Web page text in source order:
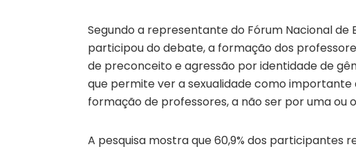
Segundo a representante do Fórum Nacional de
participou do debate, a formação dos
de preconceito e agressão por identidade de
que permite ver a sexualidade como
formação de professores, a não ser por uma ou
A pesquisa mostra que 60,9% dos participantes